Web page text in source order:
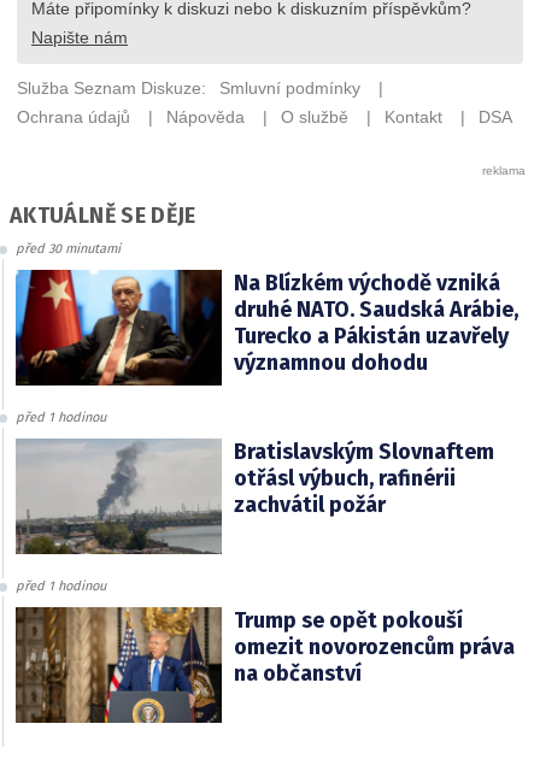
AKTUÁLNĚ SE DĚJE
před 30 minutami
Na Blízkém východě vzniká
druhé NATO. Saudská Arábie,
Turecko a Pákistán uzavřely
významnou dohodu
před 1 hodinou
Bratislavským Slovnaftem
otřásl výbuch, rafinérii
zachvátil požár
před 1 hodinou
Trump se opět pokouší
omezit novorozencům práva
na občanství